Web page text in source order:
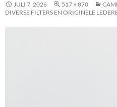
JULI 7, 2026 517 × 870
DIVERSE FILTERS EN ORIGINELE